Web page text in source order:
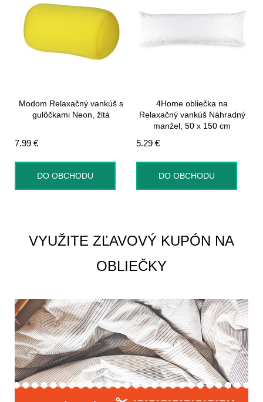
Modom Relaxačný vankúš s
gulôčkami Neon, žltá
7.99 €
DO OBCHODU
4Home obliečka na
Relaxačný vankúš Náhradný
manžel, 50 x 150 cm
5.29 €
DO OBCHODU
VYUŽITE ZĽAVOVÝ KUPÓN NA
OBLIEČKY